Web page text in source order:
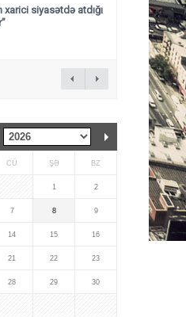
xarici siyasətdə atdığı
CÜ ŞƏ BZ
1 2
7 8 9
14 15 16
21 22 23
28 29 30